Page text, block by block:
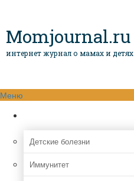
Momjournal.ru
интернет журнал о мамах и детях
Меню
Детские болезни
Иммунитет